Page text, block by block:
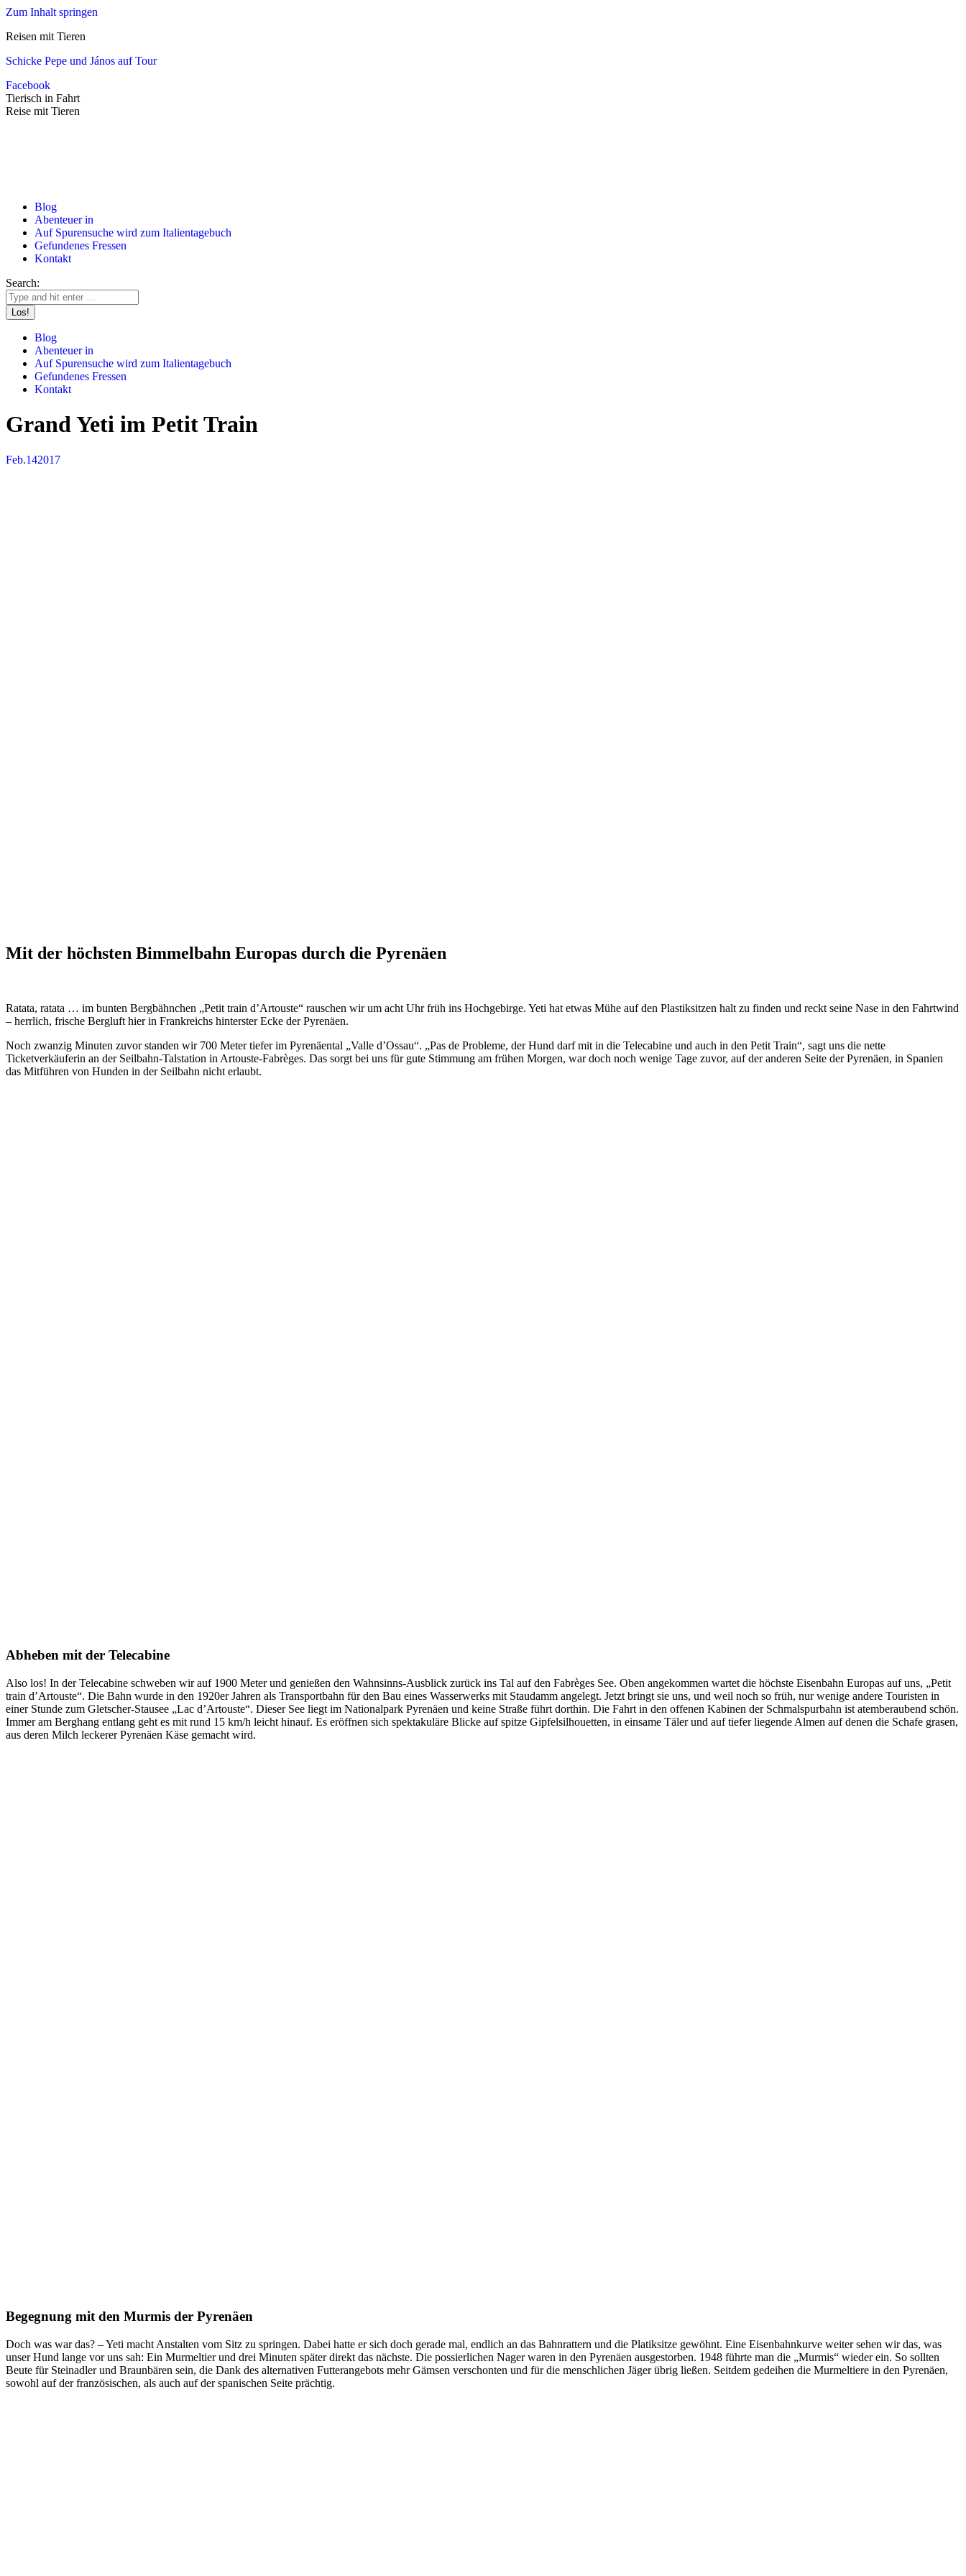
Zum Inhalt springen
Reisen mit Tieren
Schicke Pepe und János auf Tour
Facebook
Tierisch in Fahrt
Reise mit Tieren
Blog
Abenteuer in
Auf Spurensuche wird zum Italientagebuch
Gefundenes Fressen
Kontakt
Search:
Blog
Abenteuer in
Auf Spurensuche wird zum Italientagebuch
Gefundenes Fressen
Kontakt
Grand Yeti im Petit Train
Feb.142017
Mit der höchsten Bimmelbahn Europas durch die Pyrenäen
Ratata, ratata … im bunten Bergbähnchen „Petit train d’Artouste“ rauschen wir um acht Uhr früh ins Hochgebirge. Yeti hat etwas Mühe auf den Plastiksitzen halt zu finden und reckt seine Nase in den Fahrtwind
– herrlich, frische Bergluft hier in Frankreichs hinterster Ecke der Pyrenäen.
Noch zwanzig Minuten zuvor standen wir 700 Meter tiefer im Pyrenäental „Valle d’Ossau“. „Pas de Probleme, der Hund darf mit in die Telecabine und auch in den Petit Train“, sagt uns die nette
Ticketverkäuferin an der Seilbahn-Talstation in Artouste-Fabrèges. Das sorgt bei uns für gute Stimmung am frühen Morgen, war doch noch wenige Tage zuvor, auf der anderen Seite der Pyrenäen, in Spanien
das Mitführen von Hunden in der Seilbahn nicht erlaubt.
Abheben mit der Telecabine
Also los! In der Telecabine schweben wir auf 1900 Meter und genießen den Wahnsinns-Ausblick zurück ins Tal auf den Fabrèges See. Oben angekommen wartet die höchste Eisenbahn Europas auf uns, „Petit
train d’Artouste“. Die Bahn wurde in den 1920er Jahren als Transportbahn für den Bau eines Wasserwerks mit Staudamm angelegt. Jetzt bringt sie uns, und weil noch so früh, nur wenige andere Touristen in
einer Stunde zum Gletscher-Stausee „Lac d’Artouste“. Dieser See liegt im Nationalpark Pyrenäen und keine Straße führt dorthin. Die Fahrt in den offenen Kabinen der Schmalspurbahn ist atemberaubend schön.
Immer am Berghang entlang geht es mit rund 15 km/h leicht hinauf. Es eröffnen sich spektakuläre Blicke auf spitze Gipfelsilhouetten, in einsame Täler und auf tiefer liegende Almen auf denen die Schafe grasen,
aus deren Milch leckerer Pyrenäen Käse gemacht wird.
Begegnung mit den Murmis der Pyrenäen
Doch was war das? – Yeti macht Anstalten vom Sitz zu springen. Dabei hatte er sich doch gerade mal, endlich an das Bahnrattern und die Platiksitze gewöhnt. Eine Eisenbahnkurve weiter sehen wir das, was
unser Hund lange vor uns sah: Ein Murmeltier und drei Minuten später direkt das nächste. Die possierlichen Nager waren in den Pyrenäen ausgestorben. 1948 führte man die „Murmis“ wieder ein. So sollten
Beute für Steinadler und Braunbären sein, die Dank des alternativen Futterangebots mehr Gämsen verschonten und für die menschlichen Jäger übrig ließen. Seitdem gedeihen die Murmeltiere in den Pyrenäen,
sowohl auf der französischen, als auch auf der spanischen Seite prächtig.